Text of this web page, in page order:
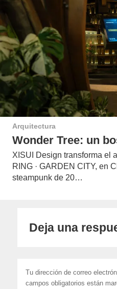
Arquitectura
Wonder Tree: un
XISUI Design transforma el
RING · GARDEN CITY, en
steampunk de 20…
Deja una
Tu dirección de correo
campos obligatorios están